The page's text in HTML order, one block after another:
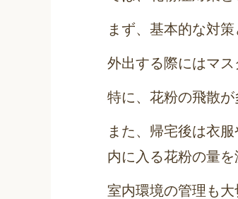
まず、基本的な対
外出する際にはマ
特に、花粉の飛散が
また、帰宅後は衣
内に入る花粉の量を
室内環境の管理も大